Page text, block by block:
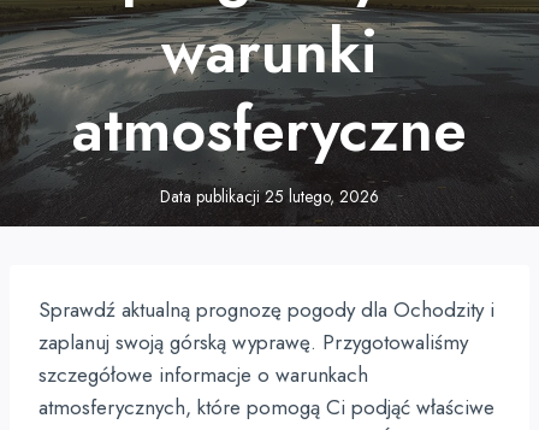
warunki
atmosferyczne
Data publikacji25 lutego, 2026
Sprawdź aktualną prognozę pogody dla Ochodzity i
zaplanuj swoją górską wyprawę. Przygotowaliśmy
szczegółowe informacje o warunkach
atmosferycznych, które pomogą Ci podjąć właściwe